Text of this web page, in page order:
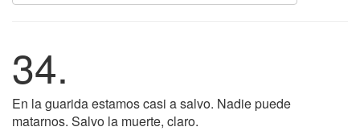
34.
En la guarida estamos casi a salvo. Nadie puede
matarnos. Salvo la muerte, claro.